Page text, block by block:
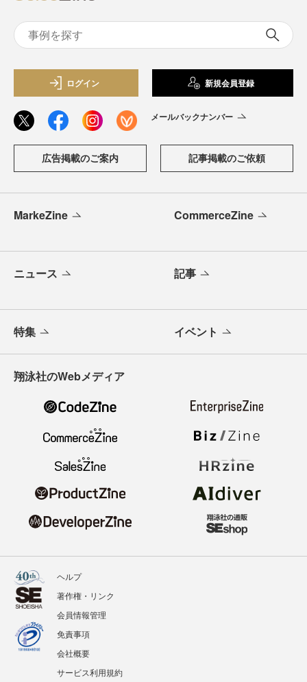
ログイン 新規会員登録
メールバックナンバー
広告掲載のご案内 記事掲載のご依頼
MarkeZine CommerceZine
ニュース 記事
特集 イベント
翔泳社のWebメディア
ヘルプ
著作権・リンク
会員情報管理
免責事項
会社概要
サービス利用規約